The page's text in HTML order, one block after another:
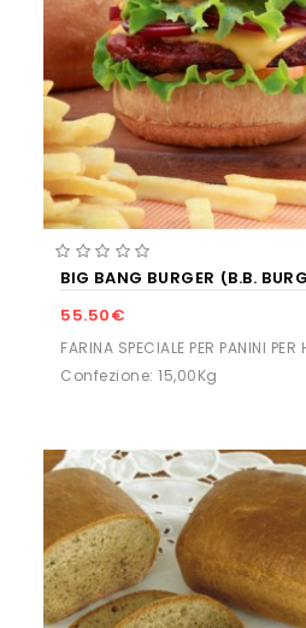
BIG BANG BURGER (B.B.
55.50€
FARINA SPECIALE PER PANINI PER
Confezione: 15,00Kg